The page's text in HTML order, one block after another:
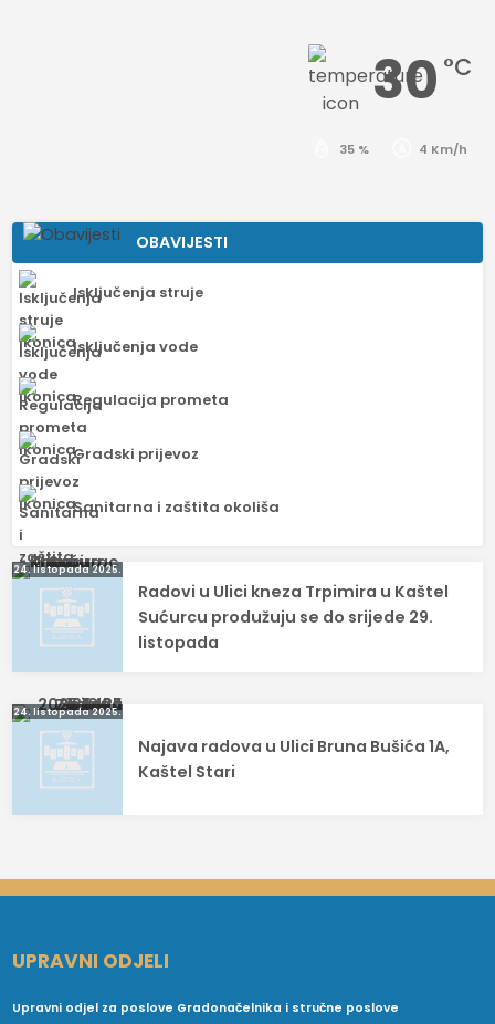
30 °C
35 % 4 Km/h
OBAVIJESTI
Isključenja struje
Isključenja vode
Regulacija prometa
Gradski prijevoz
Sanitarna i zaštita okoliša
Navigacija
objava
24. listopada 2025.
Radovi u Ulici kneza Trpimira u Kaštel
Sućurcu produžuju se do srijede 29.
listopada
24. listopada 2025.
Najava radova u Ulici Bruna Bušića 1A,
Kaštel Stari
UPRAVNI ODJELI
Upravni odjel za poslove Gradonačelnika i stručne poslove